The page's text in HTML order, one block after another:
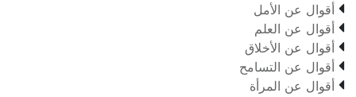
 أقوال عن الأمل
 أقوال عن العلم
 أقوال عن الأخلاق
 أقوال عن التسامح
 أقوال عن المرأة